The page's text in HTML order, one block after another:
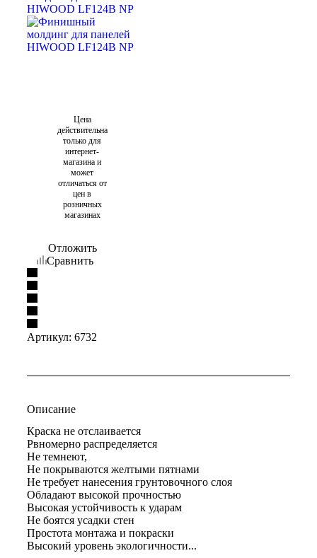
Цена
действительна
только для
интернет-
магазина и
может
отличаться от
цен в
розничных
магазинах
Отложить
Сравнить
Артикул: 6732
Описание
Краска не отслаивается
Рвномерно распределяется
Не темнеют,
Не покрываются желтыми пятнами
Не требует нанесения грунтовочного слоя
Обладают высокой прочностью
Высокая устойчивость к ударам
Не боятся усадки стен
Простота монтажа и покраски
Высокий уровень экологичности...